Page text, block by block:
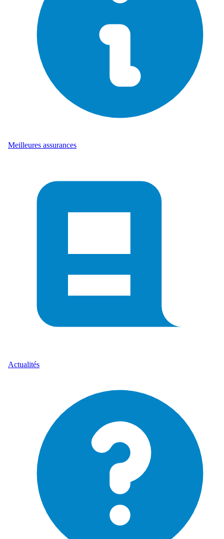
Meilleures assurances
Actualités